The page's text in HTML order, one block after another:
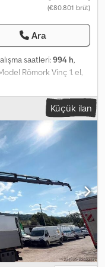
(€80.801 brüt)
Ara
saatleri:994 h,
Römork Vinç 1. el,
30 römork vinç,
ile Böcker vinç
kadar uzayabilen
kadar yük kaldırabilir.
noktasına
1500 Üretim yılı: 2020
ağırlık: Yaklaşık 3330
yatay erişim: Yaklaşık
Özellikler: Çekme
3.650 Azami faydalı
Çalışma yüksekliği
/ 7,40 / 9,05 Çıkmalı
Teleskopik kol açısı
Bom açısı (derece):
L x G azami (m):
Küçük ilan